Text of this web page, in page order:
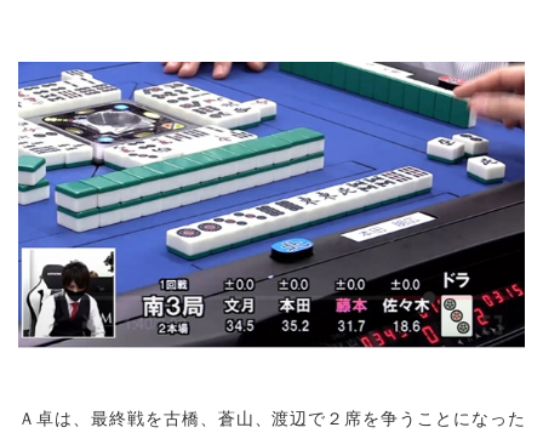
Ａ卓は、最終戦を古橋、蒼山、渡辺で２席を争うことになった